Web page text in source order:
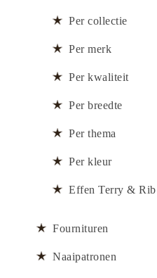
Per collectie
Per merk
Per kwaliteit
Per breedte
Per thema
Per kleur
Effen Terry & Rib
Fournituren
Naaipatronen